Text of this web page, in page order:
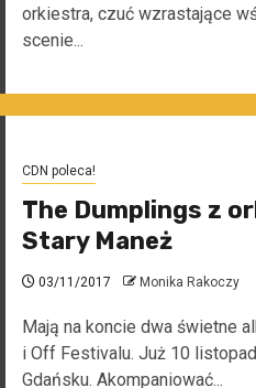
orkiestra, czuć wzrastające
scenie...
CDN poleca!
The Dumplings z
Stary Maneż
03/11/2017 Monika Rakoczy
Mają na koncie dwa świetne
i Off Festivalu. Już 10
Gdańsku. Akompaniować...